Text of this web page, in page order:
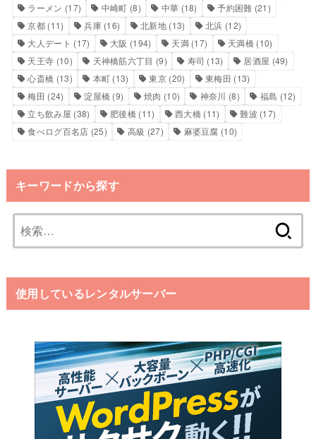
ラーメン (17) 中崎町 (8) 中華 (18) 予約困難 (21)
京都 (11) 兵庫(16) 北新地(13) 北浜 (12)
大人デート (17) 大阪 (194) 天満(17) 天満橋(10)
天王寺 (10) 天神橋筋六丁目 (9) 寿司 (13) 居酒屋 (49)
心斎橋 (13) 本町 (13) 東京(20) 東梅田 (13)
梅田 (24) 淀屋橋 (9) 焼肉 (10) 神奈川 (8) 福島 (12)
立ち飲み屋 (38) 肥後橋 (11) 西大橋 (11) 難波 (17)
食べログ百名店 (25) 高級 (27) 麻婆豆腐 (10)
キーワードから探す
索:
使用しているレンタルサーバー